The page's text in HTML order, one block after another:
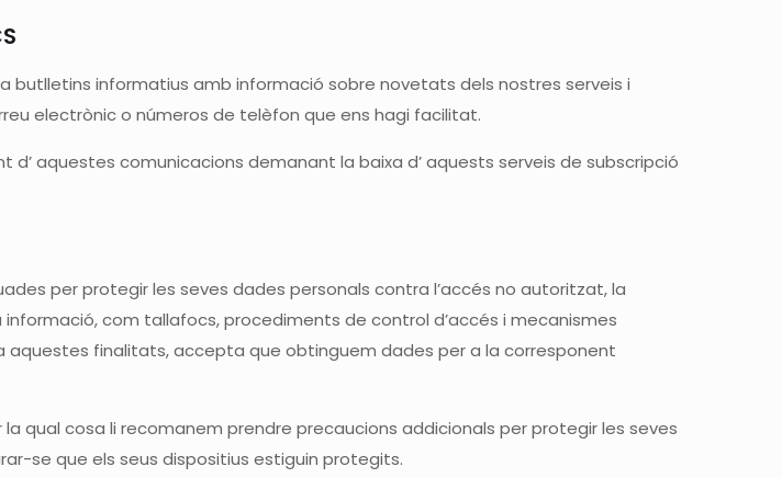
informatius amb informació sobre novetats dels nostres serveis i
electrònic o números de telèfon que ens hagi facilitat.
aquestes comunicacions demanant la baixa d’ aquests serveis de subscripció
per protegir les seves dades personals contra l’accés no autoritzat, la
com tallafocs, procediments de control d’accés i mecanismes
aquestes finalitats, accepta que obtinguem dades per a la corresponent
qual cosa li recomanem prendre precaucions addicionals per protegir les seves
se que els seus dispositius estiguin protegits.